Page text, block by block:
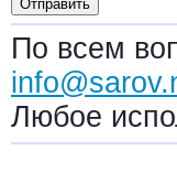
По всем
Любое